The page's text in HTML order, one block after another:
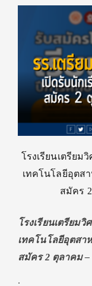
โรงเรียนเตรียม
เทคโนโลยีอุตส
สมัคร
โรงเรียนเตรียม
เทคโนโลยีอุตสา
สมัคร 2 ตุลาคม –
.